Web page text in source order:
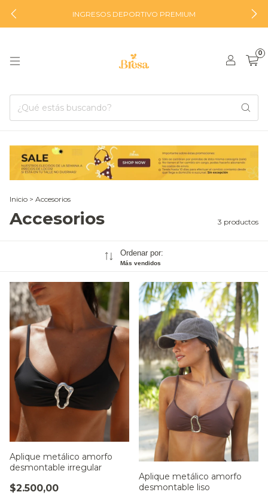
INGRESOS DEPORTIVO PREMIUM
0
Inicio > Accesorios
Accesorios 3 productos
Ordenar por:
Más vendidos
Aplique metálico amorfo
desmontable irregular
$2.500,00
Aplique metálico amorfo
desmontable liso